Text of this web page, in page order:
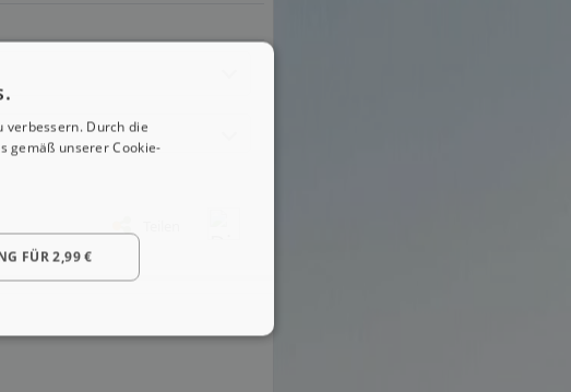
verbessern. Durch die
gemäß unserer Cookie-
FÜR 2,99 €